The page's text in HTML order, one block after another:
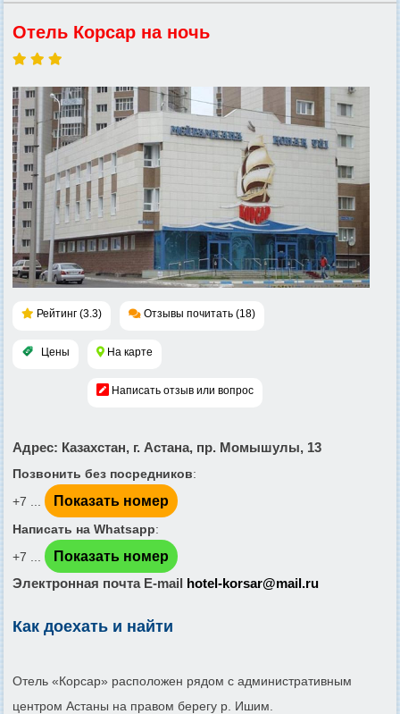
Отель Корсар на ночь
Рейтинг (3.3) Отзывы почитать (18)
Цены На карте
Написать отзыв или вопрос
Адрес: Казахстан, г. Астана, пр. Момышулы, 13
Позвонить без посредников:
+7 ...
Показать номер
Написать на Whatsapp:
+7 ...
Показать номер
Электронная почта E-mail hotel-korsar@mail.ru
Как доехать и найти
Отель «Корсар» расположен рядом с административным
центром Астаны на правом берегу р. Ишим.